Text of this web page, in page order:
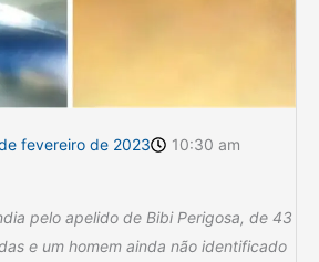
fevereiro de 2023 10:30 am
pelo apelido de Bibi Perigosa, de 43
e um homem ainda não identificado